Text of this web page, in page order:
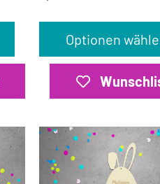
Optionen